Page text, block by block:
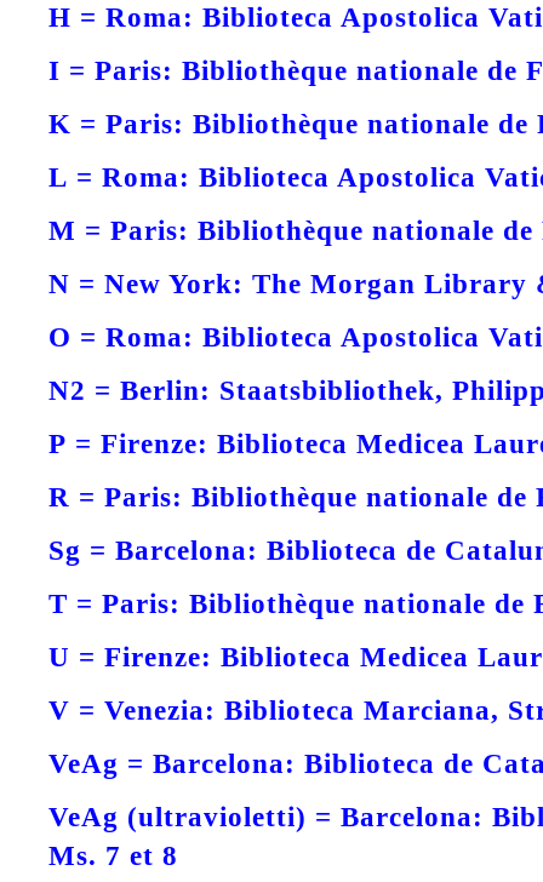
H = Roma: Biblioteca Apostolica
I = Paris: Bibliothèque nationale de
K = Paris: Bibliothèque nationale de
L = Roma: Biblioteca Apostolica
M = Paris: Bibliothèque nationale de
N = New York: The Morgan Library
O = Roma: Biblioteca Apostolica
N2 = Berlin: Staatsbibliothek,
P = Firenze: Biblioteca Medicea
R = Paris: Bibliothèque nationale de
Sg = Barcelona: Biblioteca de
T = Paris: Bibliothèque nationale de
U = Firenze: Biblioteca Medicea
V = Venezia: Biblioteca Marciana,
VeAg = Barcelona: Biblioteca de
VeAg (ultravioletti) = Barcelona:
Ms. 7 et 8